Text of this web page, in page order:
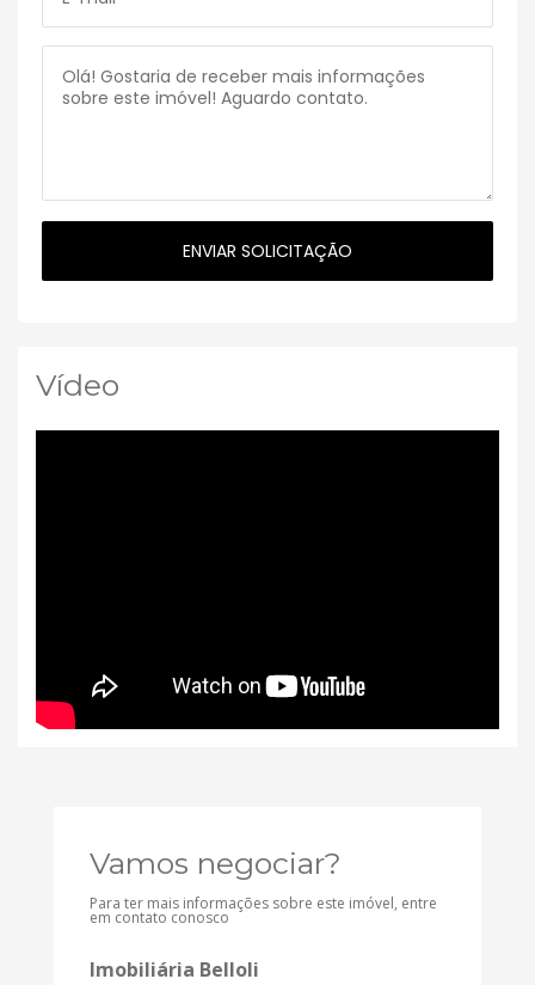
Vídeo
Vamos negociar?
Para ter mais informações sobre este imóvel, entre
em contato conosco
Imobiliária Belloli